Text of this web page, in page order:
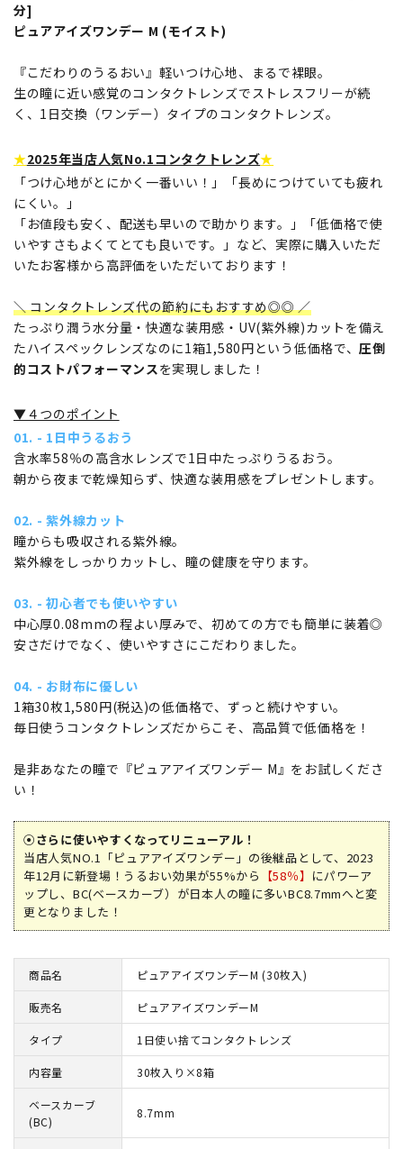
分]
ピュアアイズワンデー M (モイスト)
『こだわりのうるおい』軽いつけ心地、まるで裸眼。
生の瞳に近い感覚のコンタクトレンズでストレスフリーが続
く、1日交換（ワンデー）タイプのコンタクトレンズ。
★2025年当店人気No.1コンタクトレンズ★
「つけ心地がとにかく一番いい！」「長めにつけていても疲れ
にくい。」
「お値段も安く、配送も早いので助かります。」「低価格で使
いやすさもよくてとても良いです。」など、実際に購入いただ
いたお客様から高評価をいただいております！
＼ コンタクトレンズ代の節約にもおすすめ◎◎ ／
たっぷり潤う水分量・快適な装用感・UV(紫外線)カットを備え
たハイスペックレンズなのに1箱1,580円という低価格で、圧倒
的コストパフォーマンスを実現しました！
▼４つのポイント
01. - 1日中うるおう
含水率58％の高含水レンズで1日中たっぷりうるおう。
朝から夜まで乾燥知らず、快適な装用感をプレゼントします。
02. - 紫外線カット
瞳からも吸収される紫外線。
紫外線をしっかりカットし、瞳の健康を守ります。
03. - 初心者でも使いやすい
中心厚0.08mmの程よい厚みで、初めての方でも簡単に装着◎
安さだけでなく、使いやすさにこだわりました。
04. - お財布に優しい
1箱30枚1,580円(税込)の低価格で、ずっと続けやすい。
毎日使うコンタクトレンズだからこそ、高品質で低価格を！
是非あなたの瞳で『ピュアアイズワンデー M』をお試しくださ
い！
⦿さらに使いやすくなってリニューアル！
当店人気NO.1「ピュアアイズワンデー」の後継品として、2023
年12月に新登場！うるおい効果が55%から 【58％】 にパワーア
ップし、BC(ベースカーブ）が日本人の瞳に多いBC8.7mmへと変
更となりました！
商品名 ピュアアイズワンデーM (30枚入)
販売名 ピュアアイズワンデーM
タイプ 1日使い捨てコンタクトレンズ
内容量 30枚入り×8箱
ベースカーブ
(BC)
8.7mm